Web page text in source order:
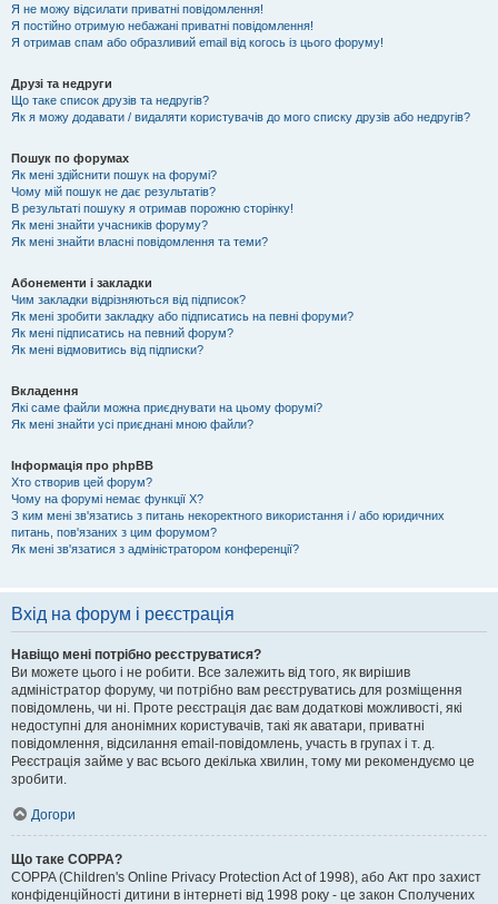
Я не можу відсилати приватні повідомлення!
Я постійно отримую небажані приватні повідомлення!
Я отримав спам або образливий email від когось із цього форуму!
Друзі та недруги
Що таке список друзів та недругів?
Як я можу додавати / видаляти користувачів до мого списку друзів або недругів?
Пошук по форумах
Як мені здійснити пошук на форумі?
Чому мій пошук не дає результатів?
В результаті пошуку я отримав порожню сторінку!
Як мені знайти учасників форуму?
Як мені знайти власні повідомлення та теми?
Абонементи і закладки
Чим закладки відрізняються від підписок?
Як мені зробити закладку або підписатись на певні форуми?
Як мені підписатись на певний форум?
Як мені відмовитись від підписки?
Вкладення
Які саме файли можна приєднувати на цьому форумі?
Як мені знайти усі приєднані мною файли?
Інформація про phpBB
Хто створив цей форум?
Чому на форумі немає функції X?
З ким мені зв'язатись з питань некоректного використання і / або юридичних
питань, пов'язаних з цим форумом?
Як мені зв'язатися з адміністратором конференції?
Вхід на форум і реєстрація
Навіщо мені потрібно реєструватися?
Ви можете цього і не робити. Все залежить від того, як вирішив
адміністратор форуму, чи потрібно вам реєструватись для розміщення
повідомлень, чи ні. Проте реєстрація дає вам додаткові можливості, які
недоступні для анонімних користувачів, такі як аватари, приватні
повідомлення, відсилання email-повідомлень, участь в групах і т. д.
Реєстрація займе у вас всього декілька хвилин, тому ми рекомендуємо це
зробити.
Догори
Що таке COPPA?
COPPA (Children's Online Privacy Protection Act of 1998), або Акт про захист
конфіденційності дитини в інтернеті від 1998 року - це закон Сполучених